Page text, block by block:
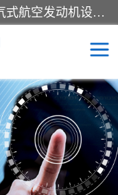
航空煤油（Jet Fuel）是专门为喷气式航空发动机设计的高纯度燃料，主要分为Jet A、Jet A-1和Jet B等类型。其特点是闪点高、低温流动性好，并添加了抗静电剂和抗氧化剂以确保飞行安全。航空煤油需
溶剂油
溶剂油
号溶剂油